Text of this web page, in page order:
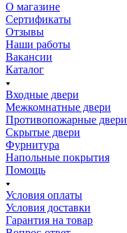
О магазине
Сертификаты
Отзывы
Наши работы
Вакансии
Каталог
Входные двери
Межкомнатные двери
Противопожарные двери
Скрытые двери
Фурнитура
Напольные покрытия
Помощь
Условия оплаты
Условия доставки
Гарантия на товар